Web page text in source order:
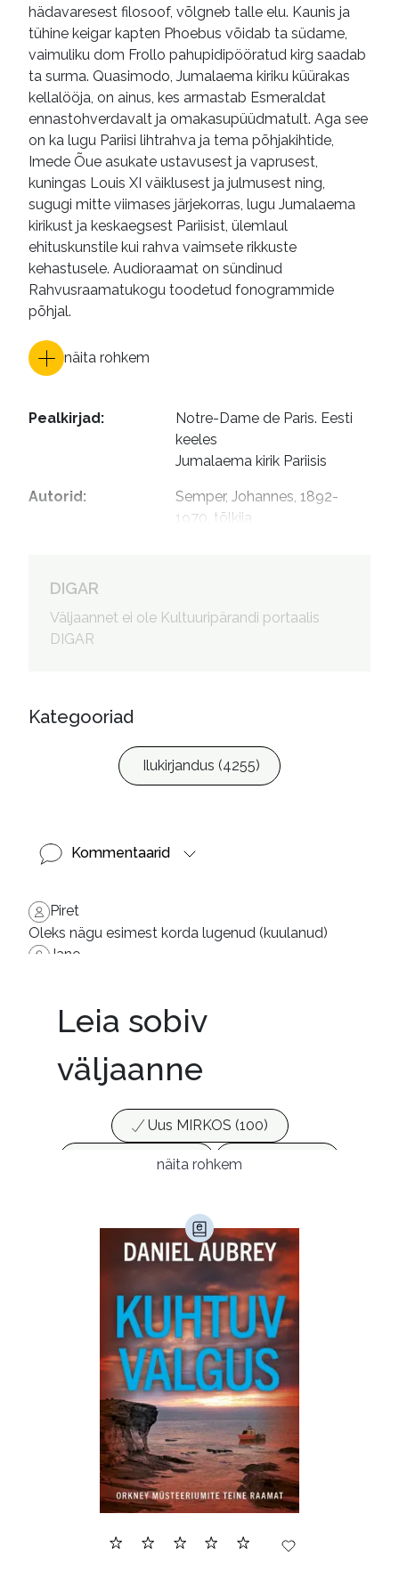
hädavaresest filosoof, võlgneb talle elu. Kaunis ja
tühine keigar kapten Phoebus võidab ta südame,
vaimuliku dom Frollo pahupidipööratud kirg saadab
ta surma. Quasimodo, Jumalaema kiriku küürakas
kellalööja, on ainus, kes armastab Esmeraldat
ennastohverdavalt ja omakasupüüdmatult. Aga see
on ka lugu Pariisi lihtrahva ja tema põhjakihtide,
Imede Õue asukate ustavusest ja vaprusest,
kuningas Louis XI väiklusest ja julmusest ning,
sugugi mitte viimases järjekorras, lugu Jumalaema
kirikust ja keskaegsest Pariisist, ülemlaul
ehituskunstile kui rahva vaimsete rikkuste
kehastusele. Audioraamat on sündinud
Rahvusraamatukogu toodetud fonogrammide
põhjal.
näita rohkem
Pealkirjad:
Notre-Dame de Paris. Eesti
keeles
Jumalaema kirik Pariisis
Autorid:
Semper, Johannes, 1892-
1970, tõlkija
DIGAR
Väljaannet ei ole Kultuuripärandi portaalis
DIGAR
Kategooriad
Ilukirjandus (4255)
Kommentaarid
Piret
Oleks nägu esimest korda lugenud (kuulanud)
Jane
Leia sobiv
väljaanne
Uus MIRKOS (100)
Populaarsed (25)
Ajakirjad (17)
Armastusromaanid (294)
Audioperioodika
Biograafiad (229)
Eesti kirjandus (1776)
Ettevõtlus (30)
Filoloogia (121)
Filosoofia (148)
Geograafia (65)
Haridus (20)
Ilukirjandus (4255)
näita rohkem